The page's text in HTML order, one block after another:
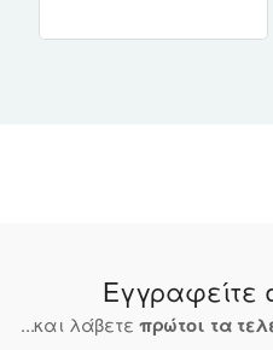
Εγγραφείτε
...και λάβετε πρώτοι τα